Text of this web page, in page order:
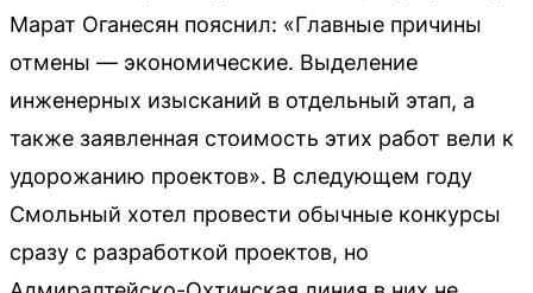
Марат Оганесян пояснил: «Главные причины
отмены — экономические. Выделение
инженерных изысканий в отдельный этап, а
также заявленная стоимость этих работ вели к
удорожанию проектов». В следующем году
Смольный хотел провести обычные конкурсы
сразу с разработкой проектов, но